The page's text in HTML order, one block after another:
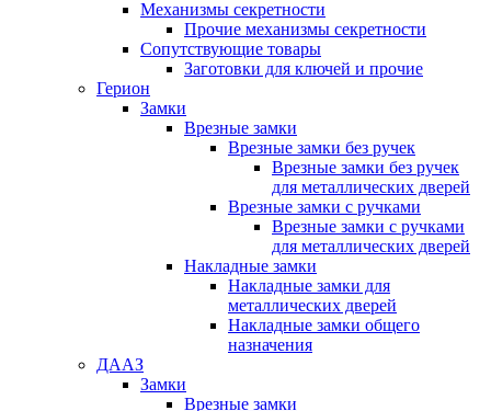
Механизмы секретности
Прочие механизмы секретности
Сопутствующие товары
Заготовки для ключей и прочие
Герион
Замки
Врезные замки
Врезные замки без ручек
Врезные замки без ручек
для металлических дверей
Врезные замки с ручками
Врезные замки с ручками
для металлических дверей
Накладные замки
Накладные замки для
металлических дверей
Накладные замки общего
назначения
ДААЗ
Замки
Врезные замки